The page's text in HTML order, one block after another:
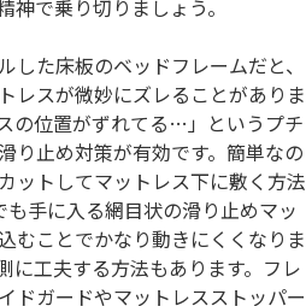
で乗り切りましょう。
した床板のベッドフレームだと、
レスが微妙にズレることがありま
の位置がずれてる…」というプチ
り止め対策が有効です。簡単なの
ットしてマットレス下に敷く方法
手に入る網目状の滑り止めマッ
むことでかなり動きにくくなりま
に工夫する方法もあります。フレ
ドガードやマットレスストッパー